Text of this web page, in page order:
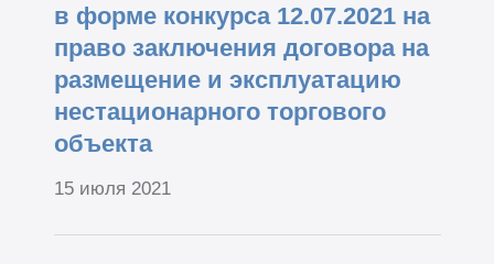
в форме конкурса 12.07.2021 на
право заключения договора на
размещение и эксплуатацию
нестационарного торгового
объекта
15 июля 2021